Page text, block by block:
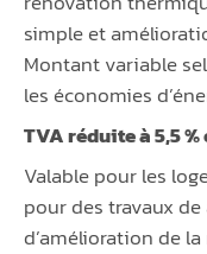
simple et
Montant variable
les économies
TVA réduite à 5,5 %
Valable pour les
pour des travaux
d’amélioration de